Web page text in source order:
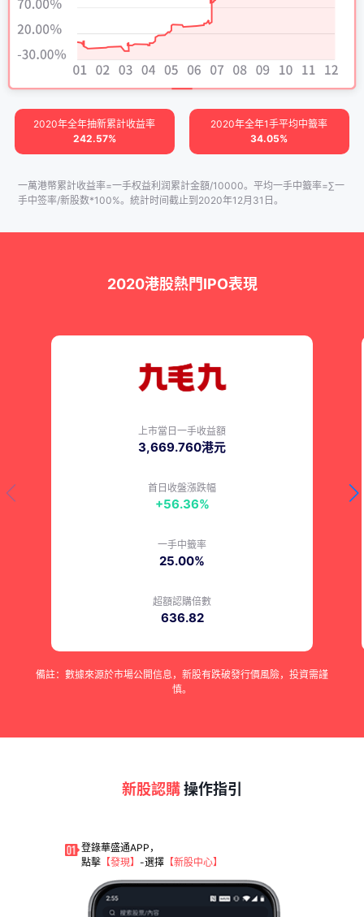
2020年全年抽新累計收益率
242.57%
2020年全年1手平均中籖率
34.05%
一萬港幣累計收益率=一手权益利润累計金額/10000。平均一手中籖率=∑一
手中签率/新股数*100%。統計时间截止到2020年12月31日。
2020港股熱門IPO表現
上市當日一手收益額
3,669.760港元
首日收盤漲跌幅
+56.36%
一手中籤率
25.00%
超額認購倍數
636.82
備註：數據來源於市場公開信息，新股有跌破發行價風險，投資需謹
慎。
新股認購操作指引
登錄華盛通APP，
點擊 【發現】 -選擇 【新股中心】